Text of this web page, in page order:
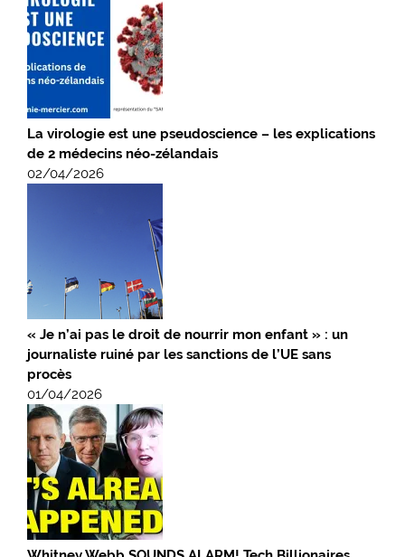
La virologie est une pseudoscience – les explications
de 2 médecins néo-zélandais
02/04/2026
« Je n’ai pas le droit de nourrir mon enfant » : un
journaliste ruiné par les sanctions de l’UE sans
procès
01/04/2026